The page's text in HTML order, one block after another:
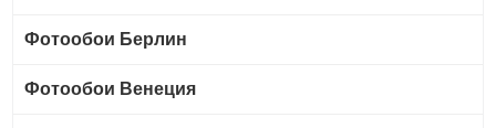
Фотообои Берлин
Фотообои Венеция